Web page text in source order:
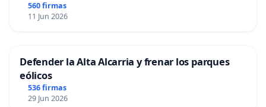
560 firmas
11 Jun 2026
Defender la Alta Alcarria y frenar los parques
eólicos
536 firmas
29 Jun 2026